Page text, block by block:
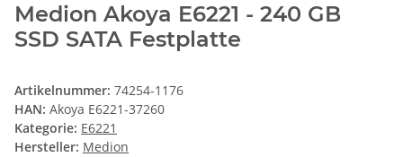
Medion Akoya E6221 - 240 GB
SSD SATA Festplatte
Artikelnummer: 74254-1176
HAN: Akoya E6221-37260
Kategorie: E6221
Hersteller: Medion